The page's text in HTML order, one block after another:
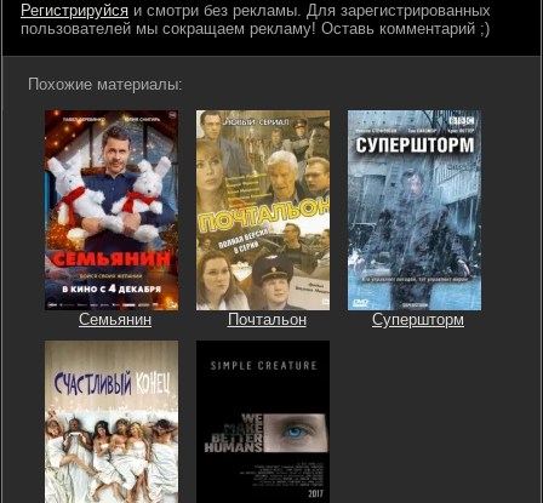
Регистрируйся и смотри без рекламы. Для зарегистрированных
пользователей мы сокращаем рекламу! Оставь комментарий ;)
Похожие материалы:
Семьянин Почтальон Супершторм